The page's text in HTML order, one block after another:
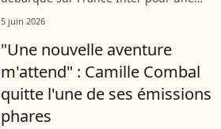
mission estivale inattendue. Le roi des
d'une nouvelle émission, promettant...
5 juin 2026
"Une nouvelle aventure
m'attend" : Camille Combal
quitte l'une de ses émissions
phares